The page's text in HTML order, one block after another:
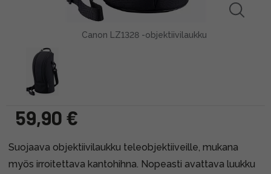
Canon LZ1328 -objektiivilaukku
59,90 €
Suojaava objektiivilaukku teleobjektiiveille, mukana
myös irroitettava kantohihna. Nopeasti avattava luukku